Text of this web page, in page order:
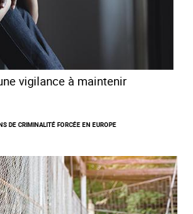
vigilance à maintenir
DE CRIMINALITÉ FORCÉE EN EUROPE